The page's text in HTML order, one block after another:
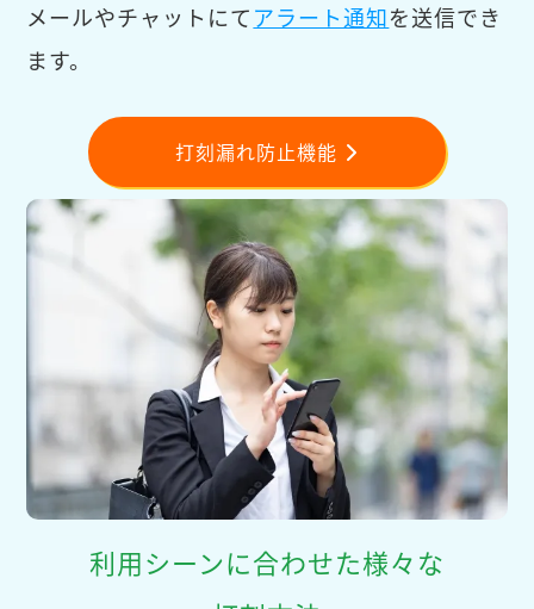
メールやチャットにてアラート通知を送信でき
ます。
打刻漏れ防止機能
利用シーンに合わせた様々な